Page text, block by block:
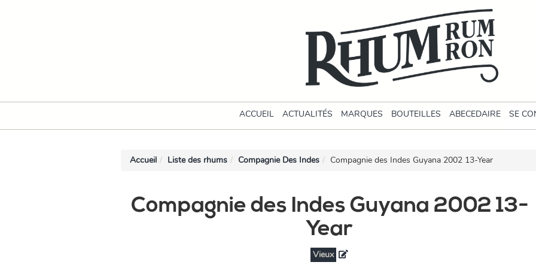
ACCUEIL ACTUALITÉS MARQUES BOUTEILLES ABECEDAIRE SE
Accueil Liste des rhums Compagnie Des Indes Compagnie des Indes Guyana 2002 13-Year
Compagnie des Indes Guyana 2002 13-
Year
Vieux